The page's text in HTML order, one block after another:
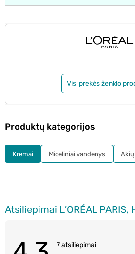
Visi prekės ženklo
7 atsiliepimai
Produktų kategorijos
Kremai Miceliniai vandenys Akių